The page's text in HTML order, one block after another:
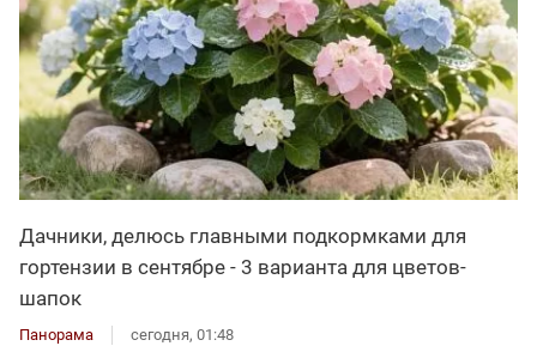
Дачники, делюсь главными подкормками для
гортензии в сентябре - 3 варианта для цветов-
шапок
Панорама сегодня, 01:48